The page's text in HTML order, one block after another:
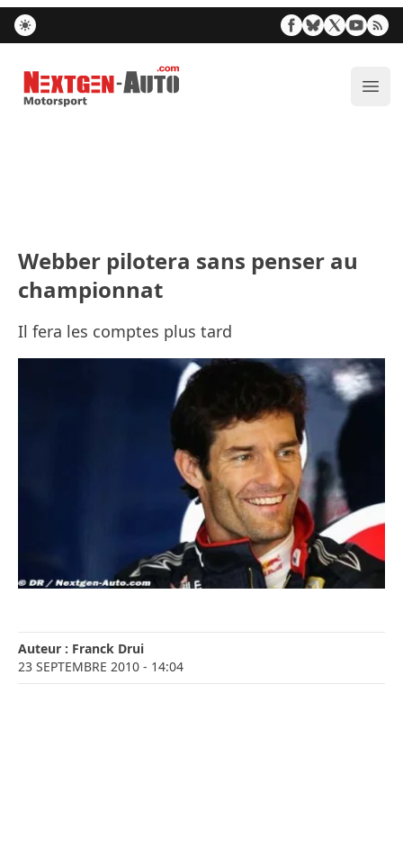
Nextgen-Auto.com
Webber pilotera sans penser au
championnat
Il fera les comptes plus tard
Auteur : Franck Drui
23 SEPTEMBRE 2010 - 14:04